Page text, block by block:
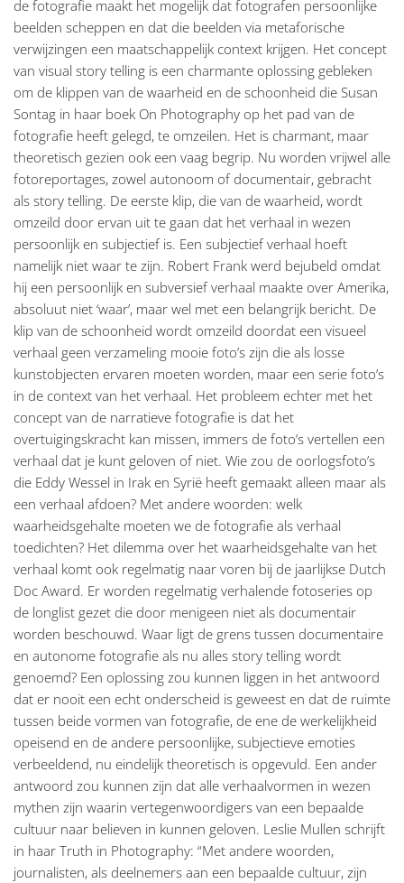
de fotografie maakt het mogelijk dat fotografen persoonlijke
beelden scheppen en dat die beelden via metaforische
verwijzingen een maatschappelijk context krijgen. Het concept
van visual story telling is een charmante oplossing gebleken
om de klippen van de waarheid en de schoonheid die Susan
Sontag in haar boek On Photography op het pad van de
fotografie heeft gelegd, te omzeilen. Het is charmant, maar
theoretisch gezien ook een vaag begrip. Nu worden vrijwel alle
fotoreportages, zowel autonoom of documentair, gebracht
als story telling. De eerste klip, die van de waarheid, wordt
omzeild door ervan uit te gaan dat het verhaal in wezen
persoonlijk en subjectief is. Een subjectief verhaal hoeft
namelijk niet waar te zijn. Robert Frank werd bejubeld omdat
hij een persoonlijk en subversief verhaal maakte over Amerika,
absoluut niet ‘waar’, maar wel met een belangrijk bericht. De
klip van de schoonheid wordt omzeild doordat een visueel
verhaal geen verzameling mooie foto’s zijn die als losse
kunstobjecten ervaren moeten worden, maar een serie foto’s
in de context van het verhaal. Het probleem echter met het
concept van de narratieve fotografie is dat het
overtuigingskracht kan missen, immers de foto’s vertellen een
verhaal dat je kunt geloven of niet. Wie zou de oorlogsfoto’s
die Eddy Wessel in Irak en Syrië heeft gemaakt alleen maar als
een verhaal afdoen? Met andere woorden: welk
waarheidsgehalte moeten we de fotografie als verhaal
toedichten? Het dilemma over het waarheidsgehalte van het
verhaal komt ook regelmatig naar voren bij de jaarlijkse Dutch
Doc Award. Er worden regelmatig verhalende fotoseries op
de longlist gezet die door menigeen niet als documentair
worden beschouwd. Waar ligt de grens tussen documentaire
en autonome fotografie als nu alles story telling wordt
genoemd? Een oplossing zou kunnen liggen in het antwoord
dat er nooit een echt onderscheid is geweest en dat de ruimte
tussen beide vormen van fotografie, de ene de werkelijkheid
opeisend en de andere persoonlijke, subjectieve emoties
verbeeldend, nu eindelijk theoretisch is opgevuld. Een ander
antwoord zou kunnen zijn dat alle verhaalvormen in wezen
mythen zijn waarin vertegenwoordigers van een bepaalde
cultuur naar believen in kunnen geloven. Leslie Mullen schrijft
in haar Truth in Photography: “Met andere woorden,
journalisten, als deelnemers aan een bepaalde cultuur, zijn